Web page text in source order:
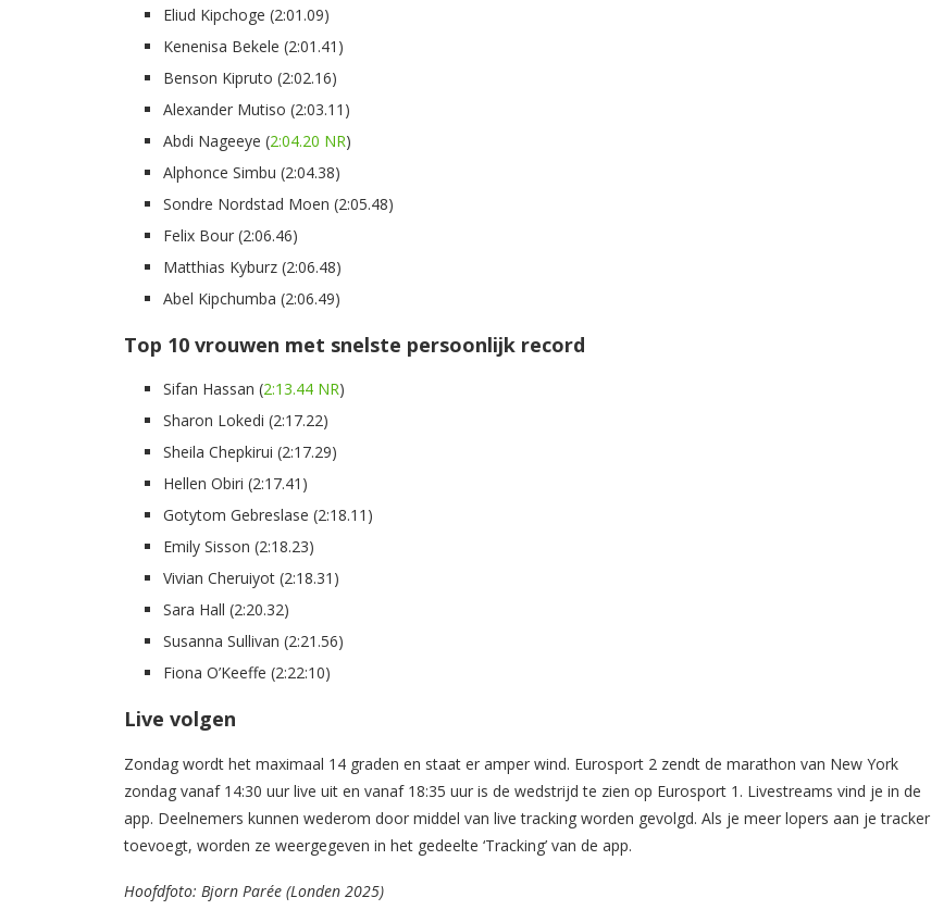
Eliud Kipchoge (2:01.09)
Kenenisa Bekele (2:01.41)
Benson Kipruto (2:02.16)
Alexander Mutiso (2:03.11)
Abdi Nageeye (2:04.20 NR)
Alphonce Simbu (2:04.38)
Sondre Nordstad Moen (2:05.48)
Felix Bour (2:06.46)
Matthias Kyburz (2:06.48)
Abel Kipchumba (2:06.49)
Top 10 vrouwen met snelste persoonlijk record
Sifan Hassan (2:13.44 NR)
Sharon Lokedi (2:17.22)
Sheila Chepkirui (2:17.29)
Hellen Obiri (2:17.41)
Gotytom Gebreslase (2:18.11)
Emily Sisson (2:18.23)
Vivian Cheruiyot (2:18.31)
Sara Hall (2:20.32)
Susanna Sullivan (2:21.56)
Fiona O’Keeffe (2:22:10)
Live volgen
Zondag wordt het maximaal 14 graden en staat er amper wind. Eurosport 2 zendt de marathon van New York
zondag vanaf 14:30 uur live uit en vanaf 18:35 uur is de wedstrijd te zien op Eurosport 1. Livestreams vind je in de
app. Deelnemers kunnen wederom door middel van live tracking worden gevolgd. Als je meer lopers aan je tracker
toevoegt, worden ze weergegeven in het gedeelte ‘Tracking’ van de app.
Hoofdfoto: Bjorn Parée (Londen 2025)